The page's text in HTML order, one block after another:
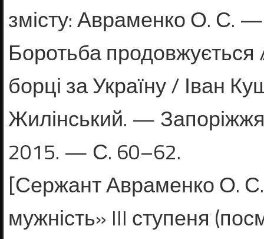
змісту: Авраменко О. С.
Боротьба продовжується
борці за Україну / Іван
Жилінський. —
2015. — С. 60–62.
[Сержант Авраменко О.
муж­ність» III ступеня